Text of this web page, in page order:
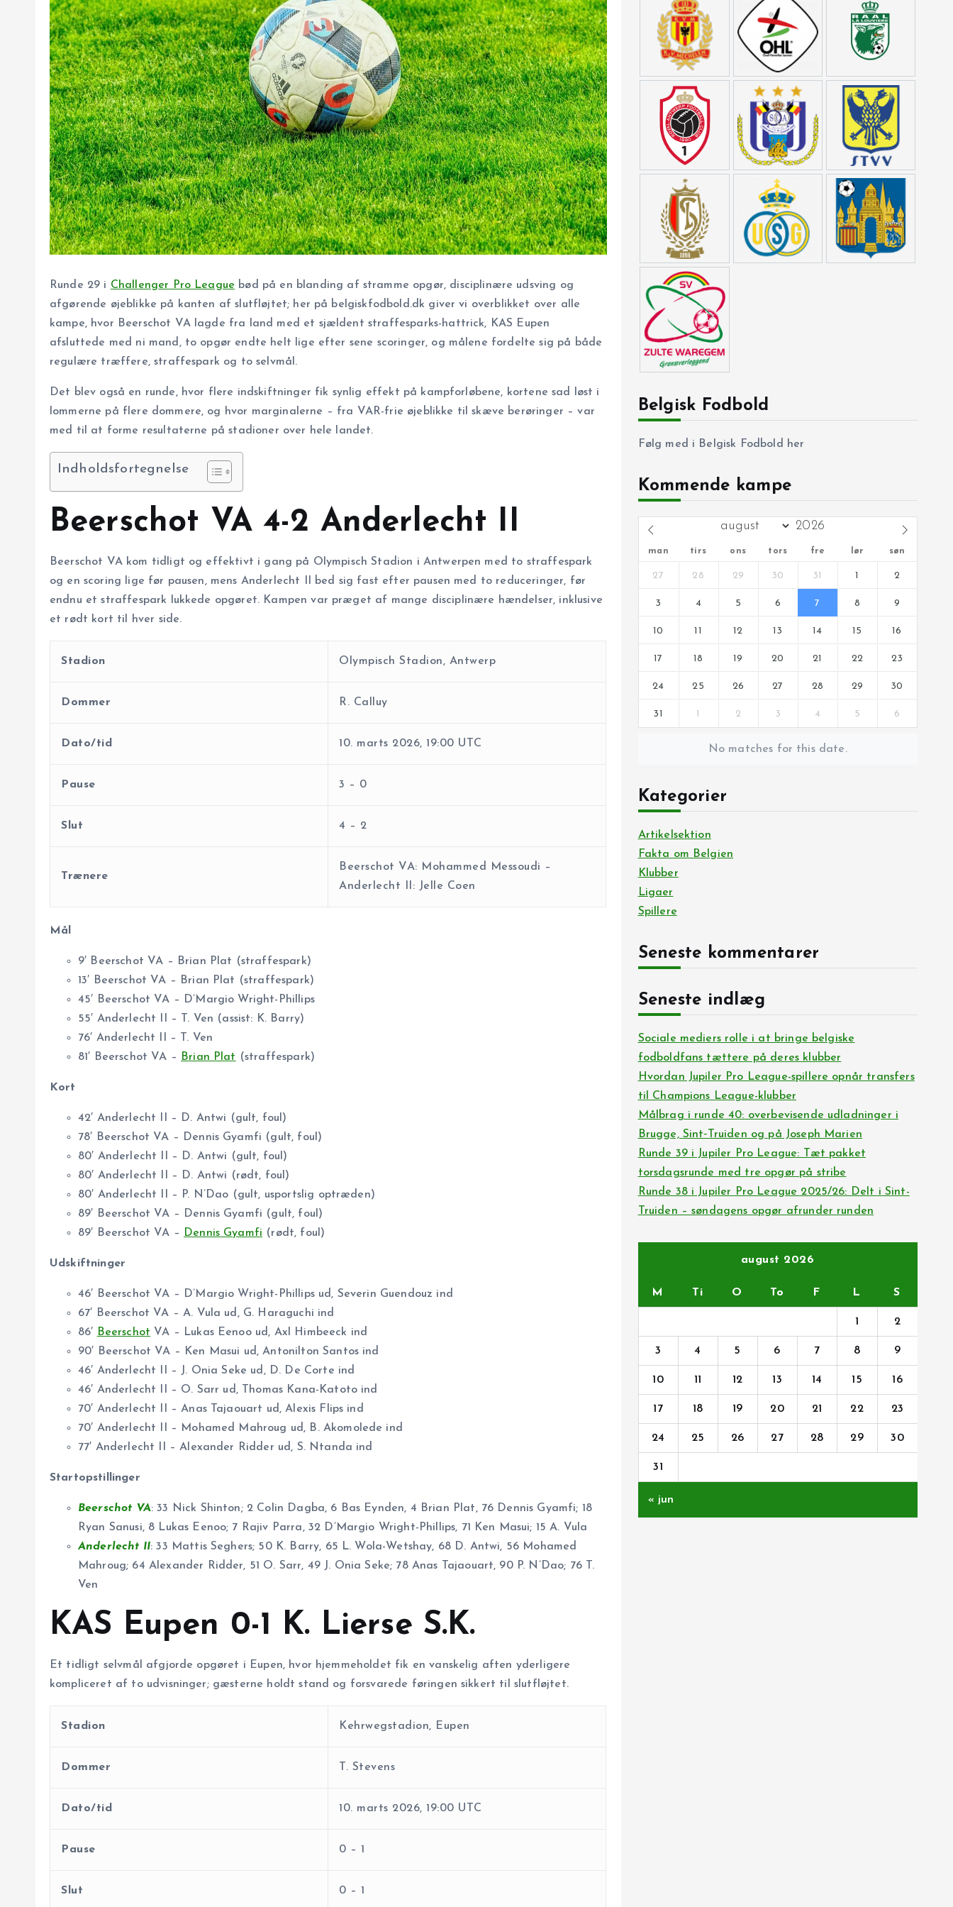
Runde 29 i Challenger Pro League bød på en blanding af stramme opgør, disciplinære udsving og
afgørende øjeblikke på kanten af slutfløjtet; her på belgiskfodbold.dk giver vi overblikket over alle
kampe, hvor Beerschot VA lagde fra land med et sjældent straffesparks-hattrick, KAS Eupen
afsluttede med ni mand, to opgør endte helt lige efter sene scoringer, og målene fordelte sig på både
regulære træffere, straffespark og to selvmål.
Det blev også en runde, hvor flere indskiftninger fik synlig effekt på kampforløbene, kortene sad løst i
lommerne på flere dommere, og hvor marginalerne – fra VAR-frie øjeblikke til skæve berøringer – var
med til at forme resultaterne på stadioner over hele landet.
Indholdsfortegnelse
Beerschot VA 4-2 Anderlecht II
Beerschot VA kom tidligt og effektivt i gang på Olympisch Stadion i Antwerpen med to straffespark
og en scoring lige før pausen, mens Anderlecht II bed sig fast efter pausen med to reduceringer, før
endnu et straffespark lukkede opgøret. Kampen var præget af mange disciplinære hændelser, inklusive
et rødt kort til hver side.
Stadion Olympisch Stadion, Antwerp
Dommer R. Calluy
Dato/tid 10. marts 2026, 19:00 UTC
Pause 3 – 0
Slut 4 – 2
Trænere
Beerschot VA: Mohammed Messoudi –
Anderlecht II: Jelle Coen
Mål
9′ Beerschot VA – Brian Plat (straffespark)
13′ Beerschot VA – Brian Plat (straffespark)
45′ Beerschot VA – D’Margio Wright-Phillips
55′ Anderlecht II – T. Ven (assist: K. Barry)
76′ Anderlecht II – T. Ven
81′ Beerschot VA – Brian Plat (straffespark)
Kort
42′ Anderlecht II – D. Antwi (gult, foul)
78′ Beerschot VA – Dennis Gyamfi (gult, foul)
80′ Anderlecht II – D. Antwi (gult, foul)
80′ Anderlecht II – D. Antwi (rødt, foul)
80′ Anderlecht II – P. N’Dao (gult, usportslig optræden)
89′ Beerschot VA – Dennis Gyamfi (gult, foul)
89′ Beerschot VA – Dennis Gyamfi (rødt, foul)
Udskiftninger
46′ Beerschot VA – D’Margio Wright-Phillips ud, Severin Guendouz ind
67′ Beerschot VA – A. Vula ud, G. Haraguchi ind
86′ Beerschot VA – Lukas Eenoo ud, Axl Himbeeck ind
90′ Beerschot VA – Ken Masui ud, Antonilton Santos ind
46′ Anderlecht II – J. Onia Seke ud, D. De Corte ind
46′ Anderlecht II – O. Sarr ud, Thomas Kana-Katoto ind
70′ Anderlecht II – Anas Tajaouart ud, Alexis Flips ind
70′ Anderlecht II – Mohamed Mahroug ud, B. Akomolede ind
77′ Anderlecht II – Alexander Ridder ud, S. Ntanda ind
Startopstillinger
Beerschot VA: 33 Nick Shinton; 2 Colin Dagba, 6 Bas Eynden, 4 Brian Plat, 76 Dennis Gyamfi; 18
Ryan Sanusi, 8 Lukas Eenoo; 7 Rajiv Parra, 32 D’Margio Wright-Phillips, 71 Ken Masui; 15 A. Vula
Anderlecht II: 33 Mattis Seghers; 50 K. Barry, 65 L. Wola-Wetshay, 68 D. Antwi, 56 Mohamed
Mahroug; 64 Alexander Ridder, 51 O. Sarr, 49 J. Onia Seke; 78 Anas Tajaouart, 90 P. N’Dao; 76 T.
Ven
KAS Eupen 0-1 K. Lierse S.K.
Et tidligt selvmål afgjorde opgøret i Eupen, hvor hjemmeholdet fik en vanskelig aften yderligere
kompliceret af to udvisninger; gæsterne holdt stand og forsvarede føringen sikkert til slutfløjtet.
Stadion Kehrwegstadion, Eupen
Dommer T. Stevens
Dato/tid 10. marts 2026, 19:00 UTC
Pause 0 – 1
Slut 0 – 1
Belgisk Fodbold
Følg med i Belgisk Fodbold her
Kommende kampe
man tirs ons tors fre lør søn
27 28 29 30 31 1 2
3 4 5 6 7 8 9
10 11 12 13 14 15 16
17 18 19 20 21 22 23
24 25 26 27 28 29 30
31 1 2 3 4 5 6
No matches for this date.
Kategorier
Artikelsektion
Fakta om Belgien
Klubber
Ligaer
Spillere
Seneste kommentarer
Seneste indlæg
Sociale mediers rolle i at bringe belgiske
fodboldfans tættere på deres klubber
Hvordan Jupiler Pro League-spillere opnår transfers
til Champions League-klubber
Målbrag i runde 40: overbevisende udladninger i
Brugge, Sint‑Truiden og på Joseph Marien
Runde 39 i Jupiler Pro League: Tæt pakket
torsdagsrunde med tre opgør på stribe
Runde 38 i Jupiler Pro League 2025/26: Delt i Sint-
Truiden – søndagens opgør afrunder runden
august 2026
M Ti O To F L S
1 2
3 4 5 6 7 8 9
10 11 12 13 14 15 16
17 18 19 20 21 22 23
24 25 26 27 28 29 30
31
« jun